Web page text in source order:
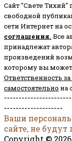
Сайт "Свете Тихий"
свободной
сети Интернет на
соглашения. Все
принадлежат
произведений
которому вы
Ответственность
самостоятельно на
--------------------
Ваши
сайте, не
Copyright ©